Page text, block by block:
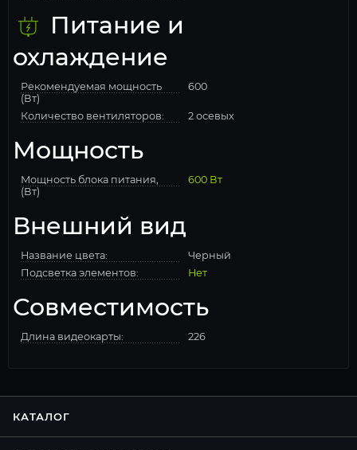
Питание и
охлаждение
Рекомендуемая мощность
(Вт)
600
Количество вентиляторов: 2 осевых
Мощность
Мощность блока питания,
(Вт)
600 Вт
Внешний вид
Название цвета:
Черный
Подсветка элементов:
Нет
Совместимость
Длина видеокарты: 226
КАТАЛОГ